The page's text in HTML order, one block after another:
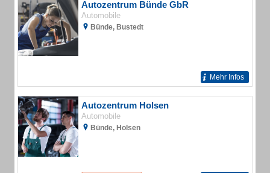
Autozentrum Bünde GbR
Automobile
Bünde, Bustedt
Mehr Infos
Autozentrum Holsen
Automobile
Bünde, Holsen